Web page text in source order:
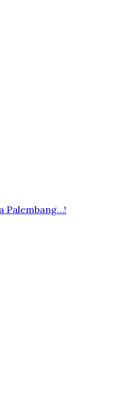
Palembang…!